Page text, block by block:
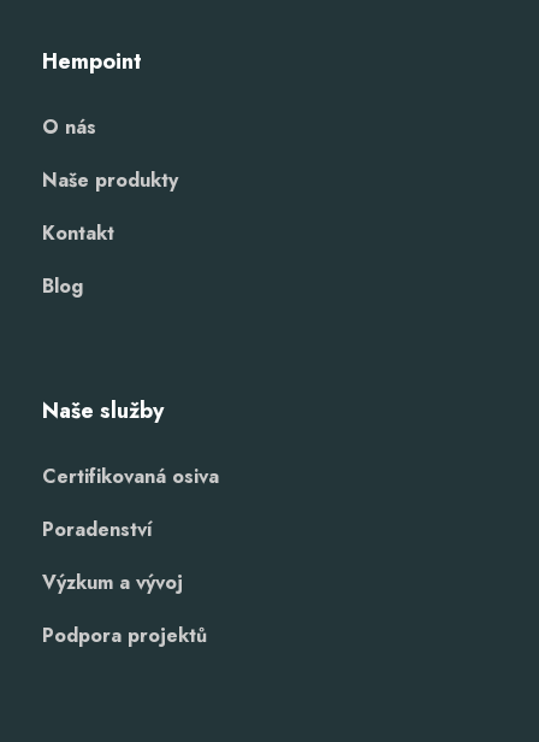
Hempoint
O nás
Naše produkty
Kontakt
Blog
Naše služby
Certifikovaná osiva
Poradenství
Výzkum a vývoj
Podpora projektů